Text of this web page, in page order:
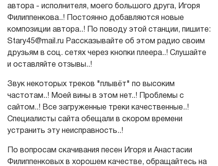
автора - исполнителя, моего большого друга, Игоря
Филиппенкова..! Постоянно добавляются новые
композиции автора..! По поводу этой станции, пишите:
Stary45@mail.ru Рассказывайте об этом радио своим
друзьям в соц. сетях через кнопки плеера..! Слушайте
и оставляйте отзывы..!
Звук некоторых треков "плывёт" по высоким
частотам..! Моей вины в этом нет..! Проблемы с
сайтом..! Все загруженные треки качественные..!
Специалисты сайта обещали в скором времени
устранить эту неисправность..!
По вопросам скачивания песен Игоря и Анастасии
Филиппенковых в хорошем качестве, обращайтесь на